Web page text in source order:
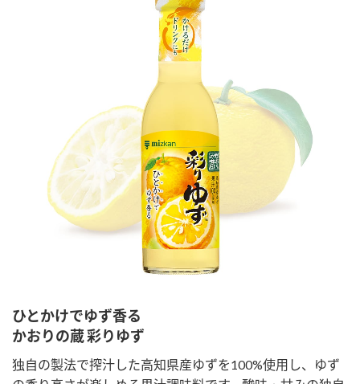
ひとかけでゆず香る
かおりの蔵 彩りゆず
独自の製法で搾汁した高知県産ゆずを100%使用し、ゆず